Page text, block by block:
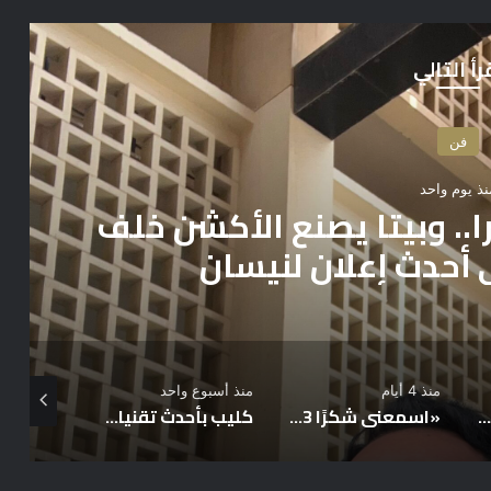
التالي
“متعلق فيك”.. تعاون فني مع
ورواد زيدان
«اسمعني شكرًا 3» ينطلق قريبًا.. وسيرا إبراهيم تستأنف تصوير «الطريق» على TEN بعد الإجازة الصيفية
منذ أسبوع واحد يوليو 3, 2026
مكتب الشربيني للمحاماة والإستشارات القانونية يحيي ذكرى الراحل الكبير فريد الديب
يوليو 2, 2026